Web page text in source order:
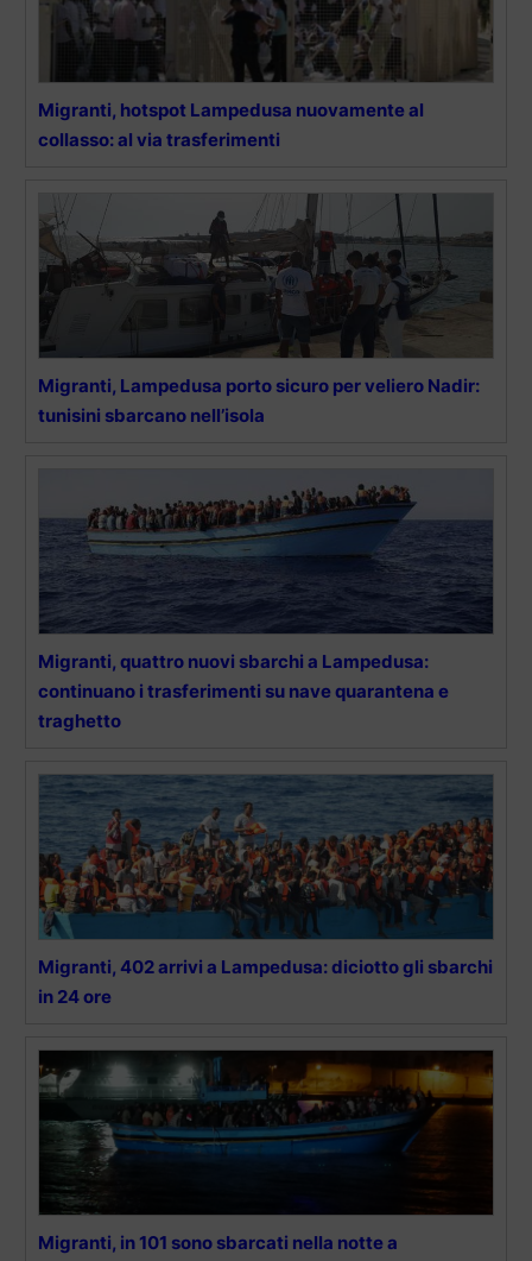
Migranti, hotspot Lampedusa nuovamente al
collasso: al via trasferimenti
Migranti, Lampedusa porto sicuro per veliero Nadir:
tunisini sbarcano nell’isola
Migranti, quattro nuovi sbarchi a Lampedusa:
continuano i trasferimenti su nave quarantena e
traghetto
Migranti, 402 arrivi a Lampedusa: diciotto gli sbarchi
in 24 ore
Migranti, in 101 sono sbarcati nella notte a